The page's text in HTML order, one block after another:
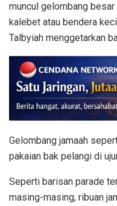
muncul gelombang besar
kalebet atau bendera
Talbyiah menggetarkan
Gelombang jamaah
pakaian bak pelangi di
Seperti barisan parade
masing-masing, ribuan